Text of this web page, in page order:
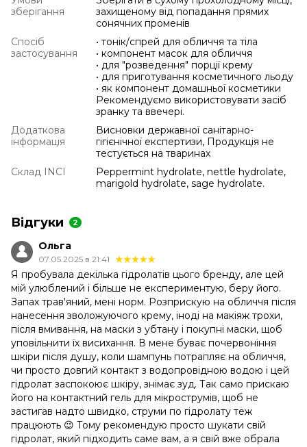
зберігання
захищеному від попадання прямих
сонячних променів
Спосіб
застосування
• тонік/спрей для обличчя та тіла
• компонент масок для обличчя
• для "розведення" порції крему
• для приготування косметичного льоду
• як компонент домашньої косметики
Рекомендуємо використовувати засіб
зранку та ввечері.
Додаткова
інформація
Висновки державної санітарно-
гігієнічної експертизи, Продукція не
тестується на тваринах
Склад INCI
Peppermint hydrolate, nettle hydrolate,
marigold hydrolate, sage hydrolate.
Відгуки 2
Ольга
07.05.2025 в 21:41
Я пробувала декілька гідролатів цього бренду, але цей
мій улюблений і більше не експериментую, беру його.
Запах трав'яний, мені норм. Розприскую на обличчя після
нанесення зволожуючого крему, іноді на макіяж трохи,
після вмивання, на маски з убтану і покупні маски, щоб
уповільнити їх висихання. В мене буває почервоніння
шкіри після душу, коли шампунь потрапляє на обличчя,
чи просто довгий контакт з водопровідною водою і цей
гідролат заспокоює шкіру, знімає зуд. Так само прискаю
його на контактний гель для мікрострумів, щоб не
застигав надто швидко, струми по гідролату теж
працюють 😉 Тому рекомендую просто шукати свій
гідролат, який підходить саме вам, а я свій вже обрала